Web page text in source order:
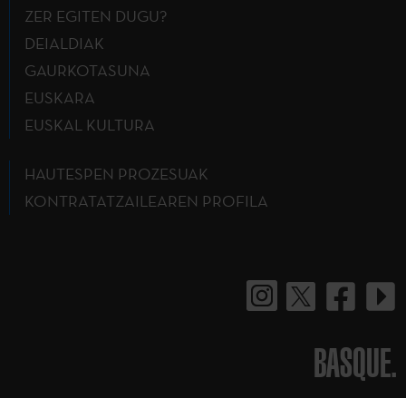
ZER EGITEN DUGU?
DEIALDIAK
GAURKOTASUNA
EUSKARA
EUSKAL KULTURA
HAUTESPEN PROZESUAK
KONTRATATZAILEAREN PROFILA
BASQUE.